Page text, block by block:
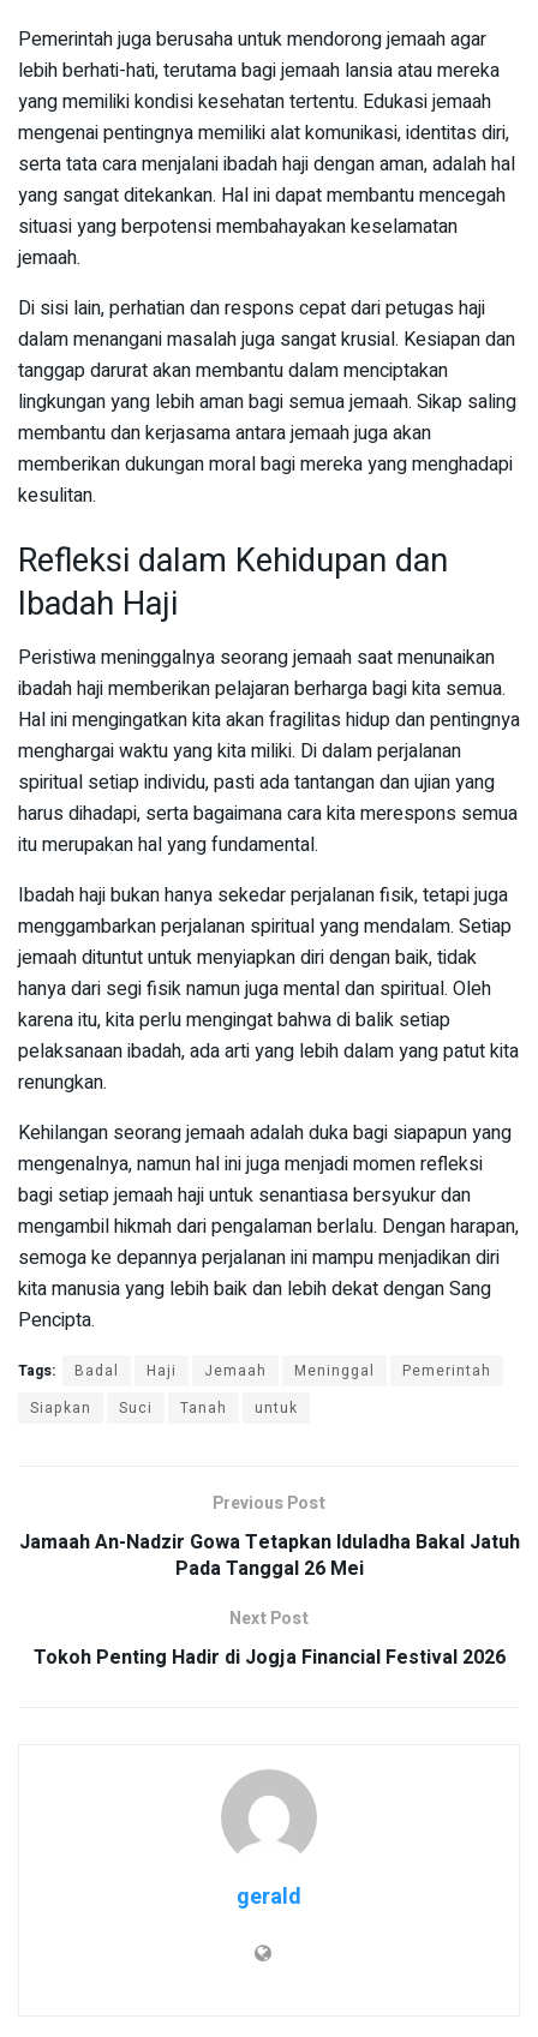
Pemerintah juga berusaha untuk mendorong jemaah agar
lebih berhati-hati, terutama bagi jemaah lansia atau mereka
yang memiliki kondisi kesehatan tertentu. Edukasi jemaah
mengenai pentingnya memiliki alat komunikasi, identitas diri,
serta tata cara menjalani ibadah haji dengan aman, adalah hal
yang sangat ditekankan. Hal ini dapat membantu mencegah
situasi yang berpotensi membahayakan keselamatan
jemaah.
Di sisi lain, perhatian dan respons cepat dari petugas haji
dalam menangani masalah juga sangat krusial. Kesiapan dan
tanggap darurat akan membantu dalam menciptakan
lingkungan yang lebih aman bagi semua jemaah. Sikap saling
membantu dan kerjasama antara jemaah juga akan
memberikan dukungan moral bagi mereka yang menghadapi
kesulitan.
Refleksi dalam Kehidupan dan
Ibadah Haji
Peristiwa meninggalnya seorang jemaah saat menunaikan
ibadah haji memberikan pelajaran berharga bagi kita semua.
Hal ini mengingatkan kita akan fragilitas hidup dan pentingnya
menghargai waktu yang kita miliki. Di dalam perjalanan
spiritual setiap individu, pasti ada tantangan dan ujian yang
harus dihadapi, serta bagaimana cara kita merespons semua
itu merupakan hal yang fundamental.
Ibadah haji bukan hanya sekedar perjalanan fisik, tetapi juga
menggambarkan perjalanan spiritual yang mendalam. Setiap
jemaah dituntut untuk menyiapkan diri dengan baik, tidak
hanya dari segi fisik namun juga mental dan spiritual. Oleh
karena itu, kita perlu mengingat bahwa di balik setiap
pelaksanaan ibadah, ada arti yang lebih dalam yang patut kita
renungkan.
Kehilangan seorang jemaah adalah duka bagi siapapun yang
mengenalnya, namun hal ini juga menjadi momen refleksi
bagi setiap jemaah haji untuk senantiasa bersyukur dan
mengambil hikmah dari pengalaman berlalu. Dengan harapan,
semoga ke depannya perjalanan ini mampu menjadikan diri
kita manusia yang lebih baik dan lebih dekat dengan Sang
Pencipta.
Tags: Badal Haji Jemaah Meninggal
Pemerintah
Siapkan
Suci Tanah untuk
Previous Post
Jamaah An-Nadzir Gowa Tetapkan Iduladha Bakal Jatuh
Pada Tanggal 26 Mei
Next Post
Tokoh Penting Hadir di Jogja Financial Festival 2026
gerald